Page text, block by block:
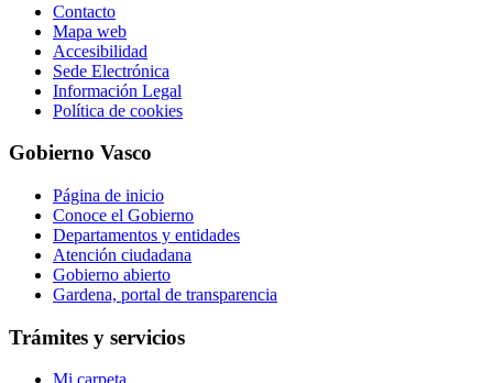
Contacto
Mapa web
Accesibilidad
Sede Electrónica
Información Legal
Política de cookies
Gobierno Vasco
Página de inicio
Conoce el Gobierno
Departamentos y entidades
Atención ciudadana
Gobierno abierto
Gardena, portal de transparencia
Trámites y servicios